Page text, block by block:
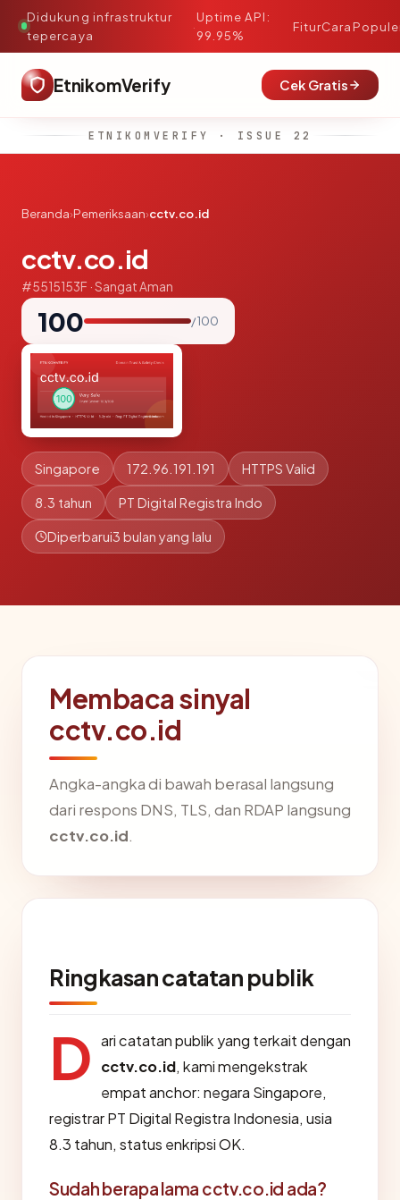
Didukung infrastruktur
tepercaya
·
Uptime API:
99.95%
FiturCara
EtnikomVerify Cek Gratis
ETNIKOMVERIFY · ISSUE 22
Beranda›Pemeriksaan›cctv.co.id
cctv.co.id
#5515153F · Sangat Aman
100 / 100
Singapore 172.96.191.191 HTTPS Valid
8.3 tahun PT Digital Registra Indo
Diperbarui3 bulan yang lalu
Membaca sinyal
cctv.co.id
Angka-angka di bawah berasal langsung
dari respons DNS, TLS, dan RDAP langsung
cctv.co.id.
Ringkasan catatan publik
D ari catatan publik yang terkait dengan
cctv.co.id, kami mengekstrak
empat anchor: negara Singapore,
registrar PT Digital Registra Indonesia, usia
8.3 tahun, status enkripsi OK.
Sudah berapa lama cctv.co.id ada?